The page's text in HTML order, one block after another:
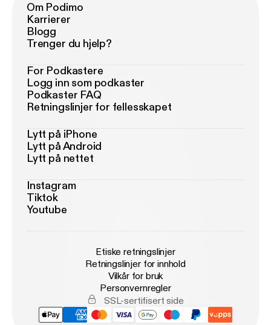
Om Podimo
Karrierer
Blogg
Trenger du hjelp?
For Podkastere
Logg inn som podkaster
Podkaster FAQ
Retningslinjer for fellesskapet
Lytt på iPhone
Lytt på Android
Lytt på nettet
Instagram
Tiktok
Youtube
Etiske retningslinjer
Retningslinjer for innhold
Vilkår for bruk
Personvernregler
SSL-sertifisert side